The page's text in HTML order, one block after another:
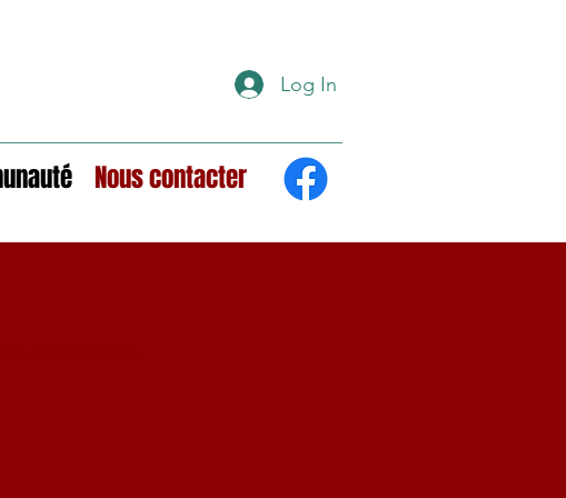
Log In
Nous contacter